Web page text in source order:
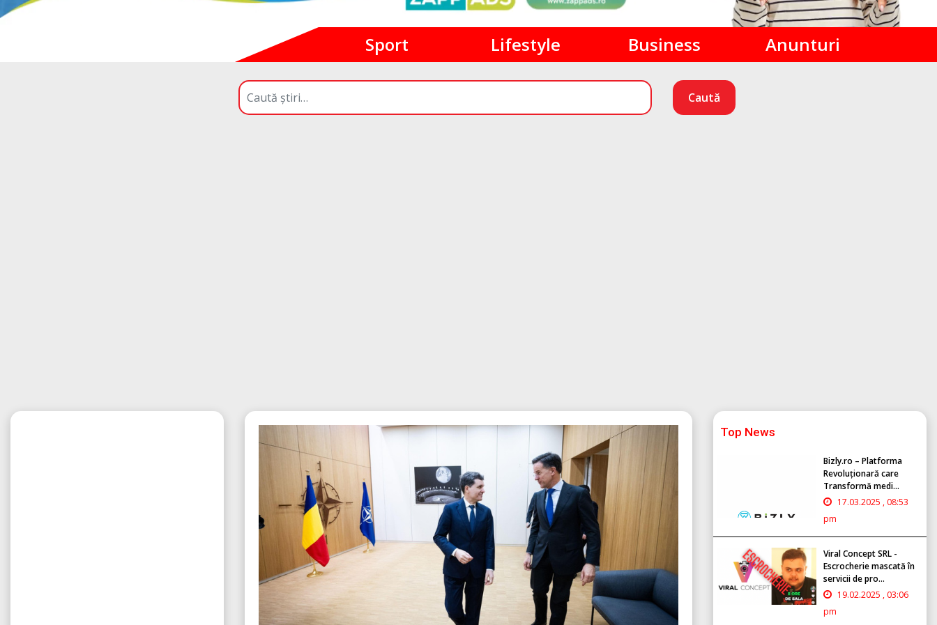
Sport Lifestyle Business Anunturi
Caută
Top News
Bizly.ro – Platforma
Revoluționară care
Transformă medi...
17.03.2025 , 08:53
pm
Viral Concept SRL -
Escrocherie mascată în
servicii de pro...
19.02.2025 , 03:06
pm